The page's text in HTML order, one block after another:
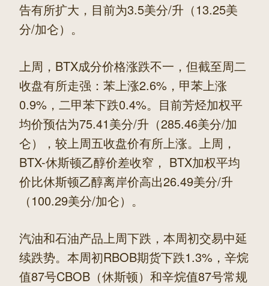
告有所扩大，目前为3.5美分/升（13.25美
分/加仑）。
上周，BTX成分价格涨跌不一，但截至周二
收盘有所走强：苯上涨2.6%，甲苯上涨
0.9%，二甲苯下跌0.4%。目前芳烃加权平
均价预估为75.41美分/升（285.46美分/加
仑），较上周五收盘价有所上涨。上周，
BTX-休斯顿乙醇价差收窄， BTX加权平均
价比休斯顿乙醇离岸价高出26.49美分/升
（100.29美分/加仑）。
汽油和石油产品上周下跌，本周初交易中延
续跌势。本周初RBOB期货下跌1.3%，辛烷
值87号CBOB（休斯顿）和辛烷值87号常规